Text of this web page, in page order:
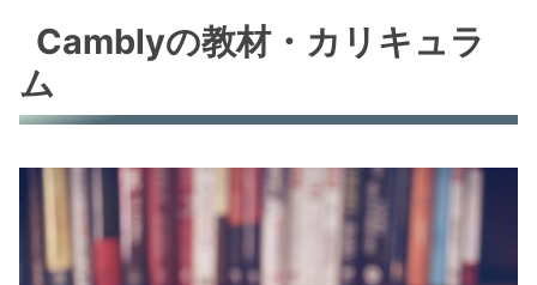
Camblyの教材・カリキュラ
ム